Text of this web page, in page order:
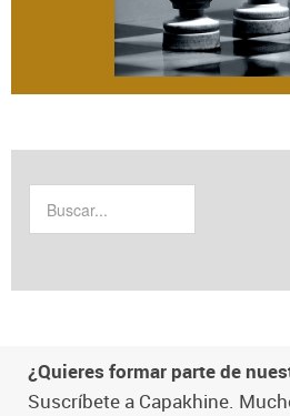
¿Quieres formar parte de
Suscríbete a Capakhine.